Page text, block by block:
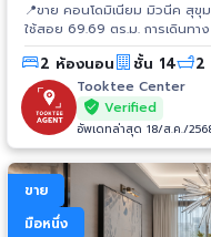
📍ขาย คอนโดมิเนียม มิวนีค สุ
ใช้สอย 69.69 ตร.ม. การเดินทาง - MRT สุขุมวิท - BTS อโศก - ARL มักกะสัน
- รถไฟฟ้าสายสีส้ม สถานที่ใกล้เคียง - Terminal 21 - Singha Complex -
Emporium - Central พระราม
ม.แม่ฟ้าหลวง - Sino Thai
2 ห้องนอน ชั้น 14 2
Tooktee Center
Verified
อัพเดทล่าสุด 18/ส.ค./
ขาย
มือหนึ่ง